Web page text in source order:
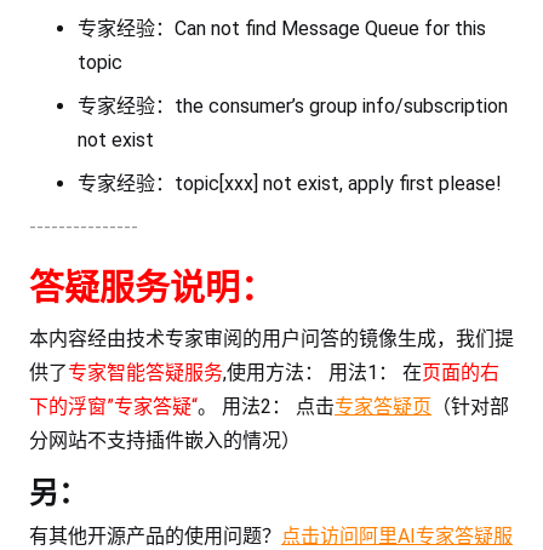
专家经验：Can not find Message Queue for this
topic
专家经验：the consumer’s group info/subscription
not exist
专家经验：topic[xxx] not exist, apply first please!
---------------
答疑服务说明：
本内容经由技术专家审阅的用户问答的镜像生成，我们提
供了专家智能答疑服务,使用方法： 用法1： 在页面的右
下的浮窗”专家答疑“。 用法2： 点击专家答疑页 （针对部
分网站不支持插件嵌入的情况）
另：
有其他开源产品的使用问题？ 点击访问阿里AI专家答疑服